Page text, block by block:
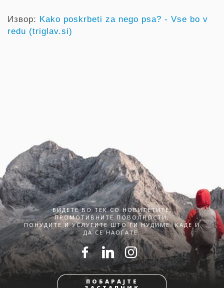
Извор: Kako poskrbeti za nego psa? - Vse bo v
redu (triglav.si)
БИДЕТЕ ВО ТЕК СО НОВИТЕТИТЕ,
ПРОМОТИВНИТЕ ПОВОЛНОСТИ,
ПОНУДИТЕ И УСЛУГИТЕ ШТО ГИ НУДИМЕ. КАДЕ И
ДА СЕ НАОЃАТЕ.
ПОБАРАЈТЕ